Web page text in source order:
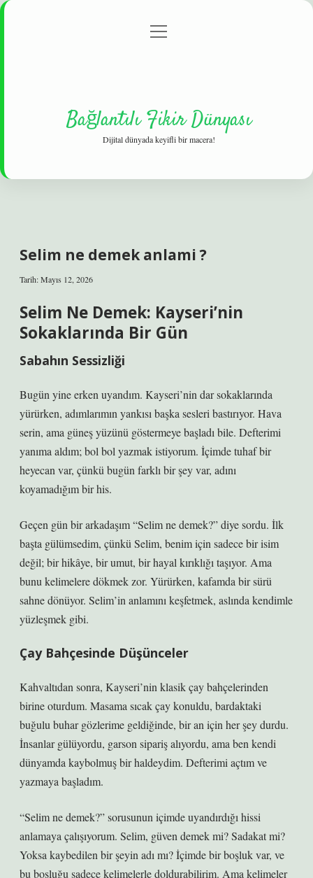
Gizlilik Politikası
menüyü
Bağlantılı Fikir Dünyası
Dijital dünyada keyifli bir macera!
Selim ne demek anlami ?
Tarih: Mayıs 12, 2026
Selim Ne Demek: Kayseri’nin
Sokaklarında Bir Gün
Sabahın Sessizliği
Bugün yine erken uyandım. Kayseri’nin dar sokaklarında
yürürken, adımlarımın yankısı başka sesleri bastırıyor. Hava
serin, ama güneş yüzünü göstermeye başladı bile. Defterimi
yanıma aldım; bol bol yazmak istiyorum. İçimde tuhaf bir
heyecan var, çünkü bugün farklı bir şey var, adını
koyamadığım bir his.
Geçen gün bir arkadaşım “Selim ne demek?” diye sordu. İlk
başta gülümsedim, çünkü Selim, benim için sadece bir isim
değil; bir hikâye, bir umut, bir hayal kırıklığı taşıyor. Ama
bunu kelimelere dökmek zor. Yürürken, kafamda bir sürü
sahne dönüyor. Selim’in anlamını keşfetmek, aslında kendimle
yüzleşmek gibi.
Çay Bahçesinde Düşünceler
Kahvaltıdan sonra, Kayseri’nin klasik çay bahçelerinden
birine oturdum. Masama sıcak çay konuldu, bardaktaki
buğulu buhar gözlerime geldiğinde, bir an için her şey durdu.
İnsanlar gülüyordu, garson sipariş alıyordu, ama ben kendi
dünyamda kaybolmuş bir haldeydim. Defterimi açtım ve
yazmaya başladım.
“Selim ne demek?” sorusunun içimde uyandırdığı hissi
anlamaya çalışıyorum. Selim, güven demek mi? Sadakat mi?
Yoksa kaybedilen bir şeyin adı mı? İçimde bir boşluk var, ve
bu boşluğu sadece kelimelerle doldurabilirim. Ama kelimeler